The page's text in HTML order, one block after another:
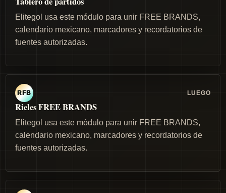
Elitegol usa este módulo para unir FREE BRANDS,
calendario mexicano, marcadores y recordatorios de
fuentes autorizadas.
RFB LUEGO
Rieles FREE BRANDS
Elitegol usa este módulo para unir FREE BRANDS,
calendario mexicano, marcadores y recordatorios de
fuentes autorizadas.